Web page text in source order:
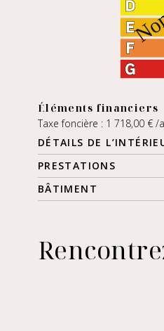
Éléments financiers
Taxe foncière : 1 718,00 € /
DÉTAILS DE
PRESTATIONS
BÂTIMENT